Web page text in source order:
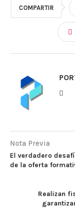
COMPARTIR
Nota Previa
El verdadero
de la oferta
Realizan